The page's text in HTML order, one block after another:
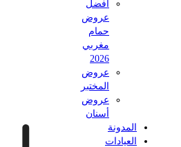
أفضل
عروض
حمام
مغربي
عروض
المختبر
عروض
أسنان
المدونة
العيادات